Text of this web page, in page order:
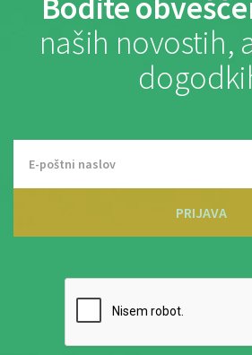
naših novostih,
PRIJAVA